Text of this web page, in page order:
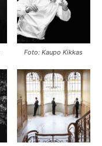
Foto: Kaupo Kikkas